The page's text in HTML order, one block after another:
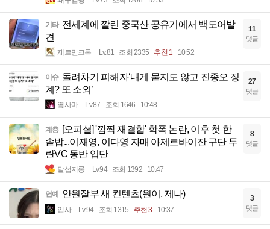
기타 전세계에 깔린 중국산 공유기에서 백도어발
견
제르만크록 Lv.81 조회 2335 추천 1 10:52
11
댓글
이슈 돌려차기 피해자‘내게 묻지도 않고 진종오 징
계? 또 소외’
옆사마 Lv.87 조회 1646 10:48
27
댓글
계층
[오피셜] '깜짝 재결합' 학폭 논란, 이후 첫 한
솥밥...이재영, 이다영 자매 아제르바이잔 구단 투
란VC 동반 입단
달섭지롱 Lv.94 조회 1392 10:47
8
댓글
연예 안원잘부 새 컨텐츠(원이, 제나)
입사 Lv.94 조회 1315 추천 3 10:37
3
댓글